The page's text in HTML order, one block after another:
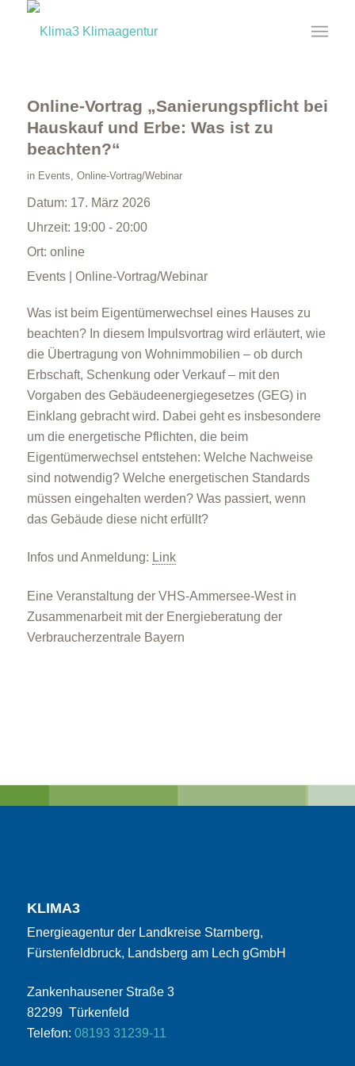
Online-Vortrag „Sanierungspflicht bei
Hauskauf und Erbe: Was ist zu
beachten?“
in Events, Online-Vortrag/Webinar
Datum: 17. März 2026
Uhrzeit: 19:00 - 20:00
Ort: online
Events | Online-Vortrag/Webinar
Was ist beim Eigentümerwechsel eines Hauses zu
beachten? In diesem Impulsvortrag wird erläutert, wie
die Übertragung von Wohnimmobilien – ob durch
Erbschaft, Schenkung oder Verkauf – mit den
Vorgaben des Gebäudeenergiegesetzes (GEG) in
Einklang gebracht wird. Dabei geht es insbesondere
um die energetische Pflichten, die beim
Eigentümerwechsel entstehen: Welche Nachweise
sind notwendig? Welche energetischen Standards
müssen eingehalten werden? Was passiert, wenn
das Gebäude diese nicht erfüllt?
Infos und Anmeldung: Link
Eine Veranstaltung der VHS-Ammersee-West in
Zusammenarbeit mit der Energieberatung der
Verbraucherzentrale Bayern
KLIMA3
Energieagentur der Landkreise Starnberg,
Fürstenfeldbruck, Landsberg am Lech gGmbH
Zankenhausener Straße 3
82299 Türkenfeld
Telefon: 08193 31239-11